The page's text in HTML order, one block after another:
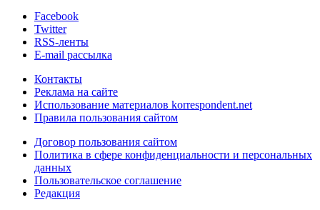
Facebook
Twitter
RSS-ленты
E-mail рассылка
Контакты
Реклама на сайте
Использование материалов korrespondent.net
Правила пользования сайтом
Договор пользования сайтом
Политика в сфере конфиденциальности и персональных
данных
Пользовательское соглашение
Редакция